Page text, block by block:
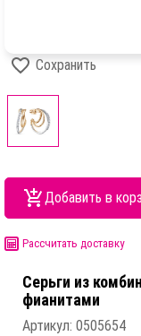
Сохранить
Добавить в
Рассчитать доставку
Серьги из
фианитами
Артикул: 0505654